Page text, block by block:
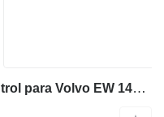
Volvo 14518349 unidad de control para Volvo EW 140 EW 160 EW 180 EW 210 EC 140 EC 160 EC 210 EC 240 EC EC 290 EC 200 EC 250 EC 220 EC 300 EC 380 EC 360 excavadora